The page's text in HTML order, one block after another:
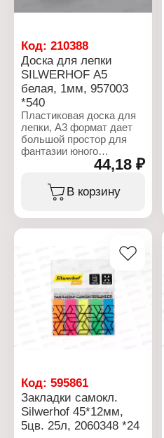
Код: 210388
Доска для лепки
SILWERHOF А5
белая, 1мм, 957003
*540
Пластиковая доска для
лепки, А3 формат дает
большой простор для
фантазии юного
скульптура, а прочный
пластик предохранит
стол от случайных
царапин и загязнения.
Тип товара: Доска
Назначение: для лепки
Цвет: белый
Формат: А5
Форма: прямоугольная
Материал: пластик
Толщина: 1 мм
Вес: 100 г
44,18 ₽
В корзину
Код: 595861
Закладки самокл.
Silwerhof 45*12мм,
5цв. 25л, 2060348 *24